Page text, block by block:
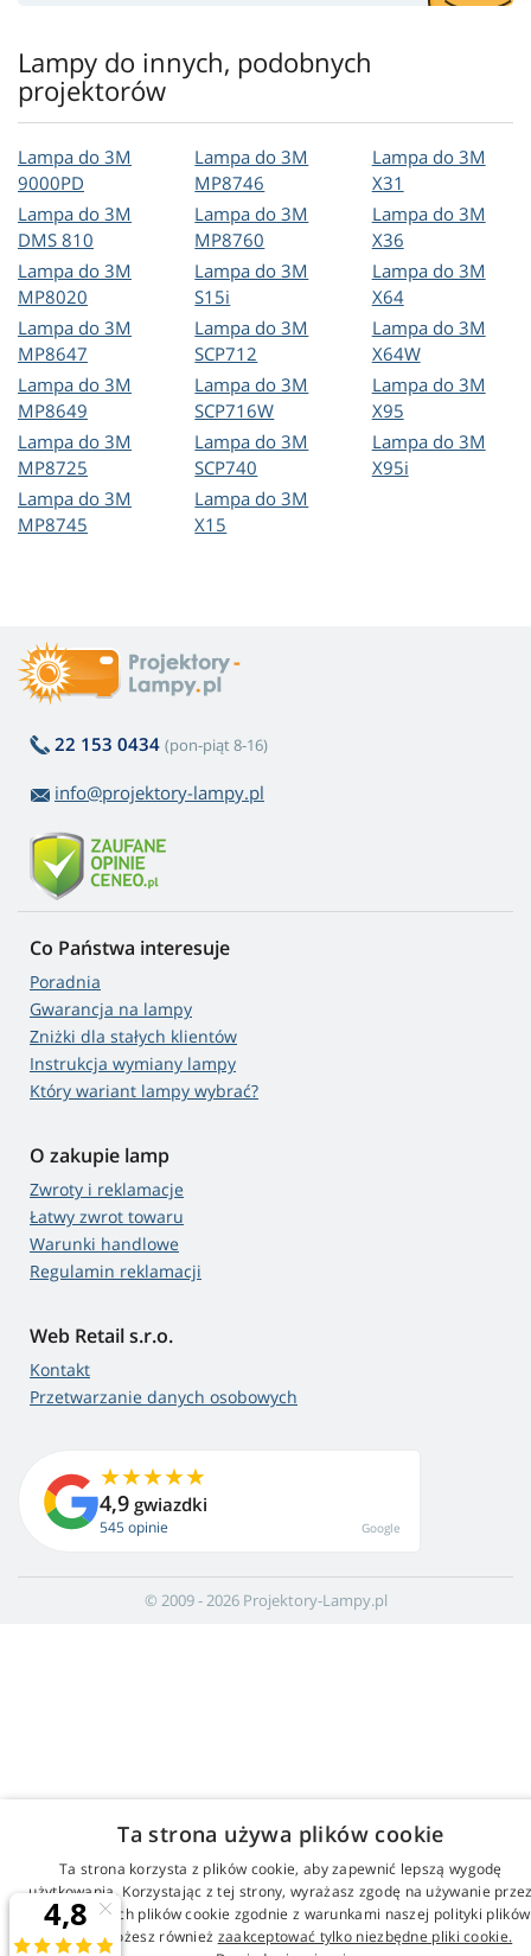
Lampy do innych, podobnych
projektorów
Lampa do 3M
9000PD
Lampa do 3M
DMS 810
Lampa do 3M
MP8020
Lampa do 3M
MP8647
Lampa do 3M
MP8649
Lampa do 3M
MP8725
Lampa do 3M
MP8745
Lampa do 3M
MP8746
Lampa do 3M
MP8760
Lampa do 3M
S15i
Lampa do 3M
SCP712
Lampa do 3M
SCP716W
Lampa do 3M
SCP740
Lampa do 3M
X15
Lampa do 3M
X31
Lampa do 3M
X36
Lampa do 3M
X64
Lampa do 3M
X64W
Lampa do 3M
X95
Lampa do 3M
X95i
22 153 0434 (pon-piąt 8-16)
info@projektory-lampy.pl
Co Państwa interesuje
Poradnia
Gwarancja na lampy
Zniżki dla stałych klientów
Instrukcja wymiany lampy
Który wariant lampy wybrać?
O zakupie lamp
Zwroty i reklamacje
Łatwy zwrot towaru
Warunki handlowe
Regulamin reklamacji
Web Retail s.r.o.
Kontakt
Przetwarzanie danych osobowych
4,9 gwiazdki
545 opinie Google
© 2009 - 2026 Projektory-Lampy.pl
Ta strona używa plików cookie
Ta strona korzysta z plików cookie, aby zapewnić lepszą wygodę
użytkowania. Korzystając z tej strony, wyrażasz zgodę na używanie
nas wszystkich plików cookie zgodnie z warunkami naszej polityki plików
cookie. Możesz również zaakceptować tylko niezbędne pliki cookie.